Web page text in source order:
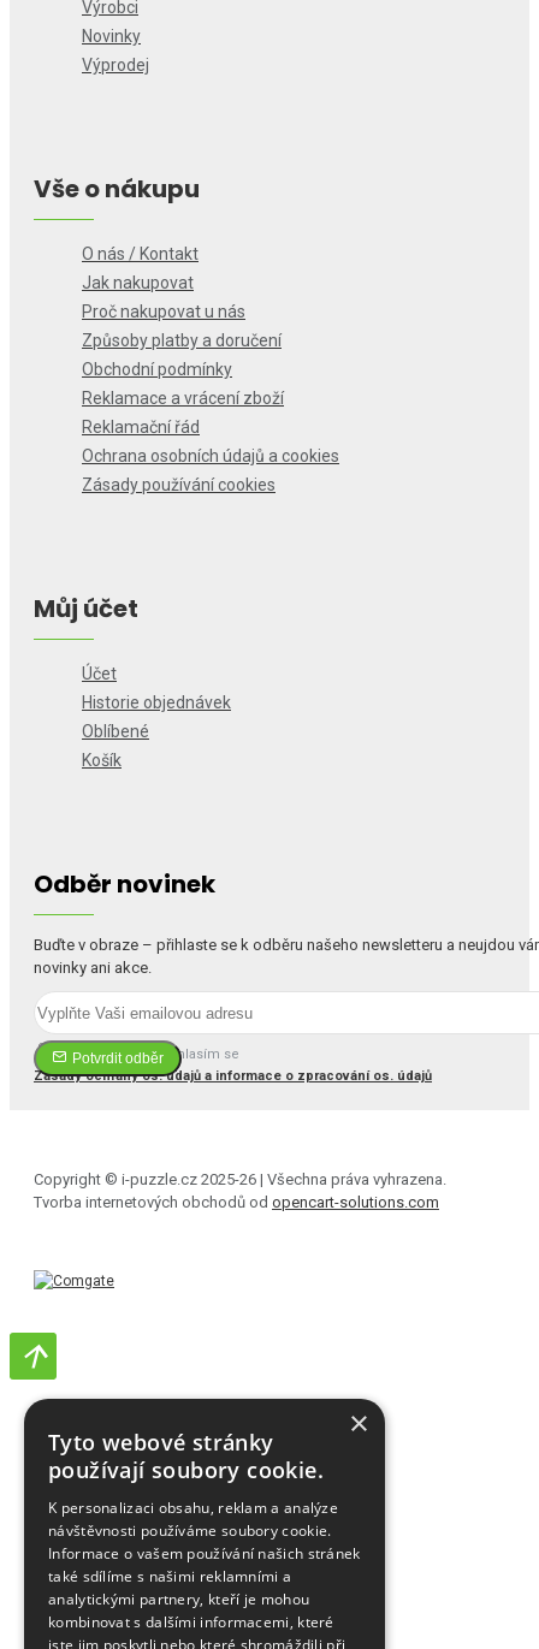
Výrobci
Novinky
Výprodej
Vše o nákupu
O nás / Kontakt
Jak nakupovat
Proč nakupovat u nás
Způsoby platby a doručení
Obchodní podmínky
Reklamace a vrácení zboží
Reklamační řád
Ochrana osobních údajů a cookies
Zásady používání cookies
Můj účet
Účet
Historie objednávek
Oblíbené
Košík
Odběr novinek
Buďte v obraze – přihlaste se k odběru našeho newsletteru a neujdou
novinky ani akce.
Potvrdit odběr
Četl(a) jsem a souhlasím se
Zásady ochrany os. údajů a informace o zpracování os. údajů
Copyright © i-puzzle.cz 2025-26 | Všechna práva vyhrazena.
Tvorba internetových obchodů od opencart-solutions.com
×
Tyto webové stránky
používají soubory cookie.
K personalizaci obsahu, reklam a analýze
návštěvnosti používáme soubory cookie.
Informace o vašem používání našich stránek
také sdílíme s našimi reklamními a
analytickými partnery, kteří je mohou
kombinovat s dalšími informacemi, které
jste jim poskytli nebo které shromáždili při